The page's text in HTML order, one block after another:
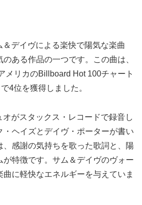
＆デイヴによる楽快で陽気な楽曲
ある作品の一つです。この曲は、
メリカのBillboard Hot 100チャート
4位を獲得しました。
オがスタックス・レコードで録音し
・ヘイズとデイヴ・ポーターが書い
、感謝の気持ちを歌った歌詞と、陽
が特徴です。サム＆デイヴのヴォー
曲に軽快なエネルギーを与えていま